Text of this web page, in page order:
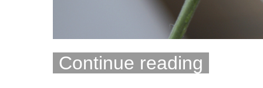
Continue reading